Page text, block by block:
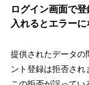
ログイン画面で
入れるとエラーに
提供されたデータの
ント登録は拒否され